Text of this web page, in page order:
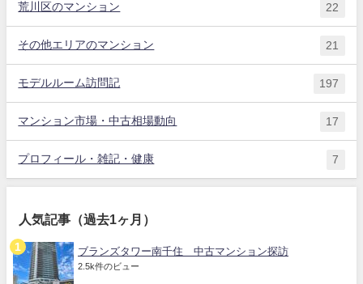
荒川区のマンション 22
その他エリアのマンション 21
モデルルーム訪問記 197
マンション市場・中古相場動向 17
プロフィール・雑記・健康 7
人気記事（過去1ヶ月）
ブランズタワー南千住 中古マンション探訪
2.5k件のビュー